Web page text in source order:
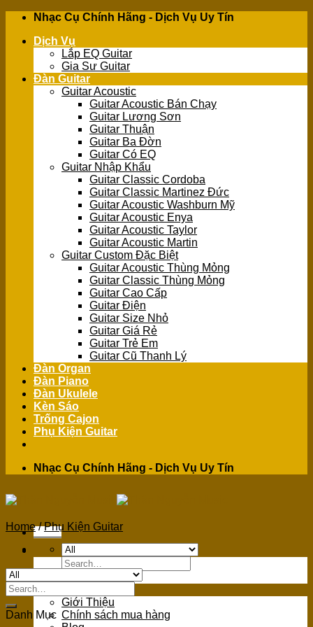
Skip
content
Nhạc Cụ Chính Hãng - Dịch Vụ Uy Tín
Dịch Vụ
Lắp EQ Guitar
Gia Sư Guitar
Đàn Guitar
Guitar Acoustic
Guitar Acoustic Bán Chạy
Guitar Lương Sơn
Guitar Thuận
Guitar Ba Đờn
Guitar Có EQ
Guitar Nhập Khẩu
Guitar Classic Cordoba
Guitar Classic Martinez Đức
Guitar Acoustic Washburn Mỹ
Guitar Acoustic Enya
Guitar Acoustic Taylor
Guitar Acoustic Martin
Guitar Custom Đặc Biệt
Guitar Acoustic Thùng Mỏng
Guitar Classic Thùng Mỏng
Guitar Cao Cấp
Guitar Điện
Guitar Size Nhỏ
Guitar Giá Rẻ
Guitar Trẻ Em
Guitar Cũ Thanh Lý
Đàn Organ
Đàn Piano
Đàn Ukulele
Kèn Sáo
Trống Cajon
Phụ Kiện Guitar
Nhạc Cụ Chính Hãng - Dịch Vụ Uy Tín
Menu
Search
GIỚI THIỆU
Giới Thiệu
Chính sách mua hàng
Home / Phụ Kiện Guitar
Search
for:
Danh Mục